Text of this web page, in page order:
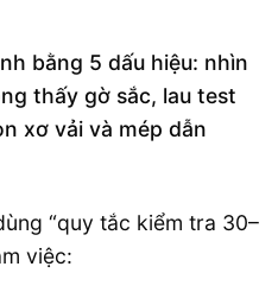
bằng 5 dấu hiệu: nhìn
thấy gờ sắc, lau test
xơ vải và mép dẫn
“quy tắc kiểm tra 30–
việc: